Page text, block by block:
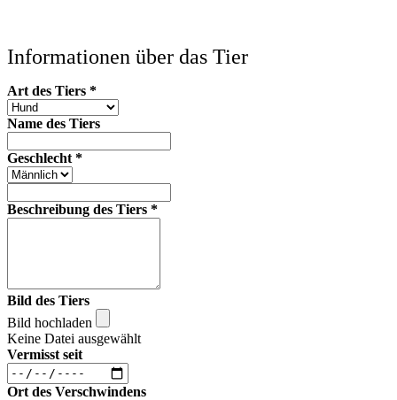
Informationen über das Tier
Art des Tiers *
Name des Tiers
Geschlecht *
Beschreibung des Tiers *
Bild des Tiers
Bild hochladen
Keine Datei ausgewählt
Vermisst seit
Ort des Verschwindens